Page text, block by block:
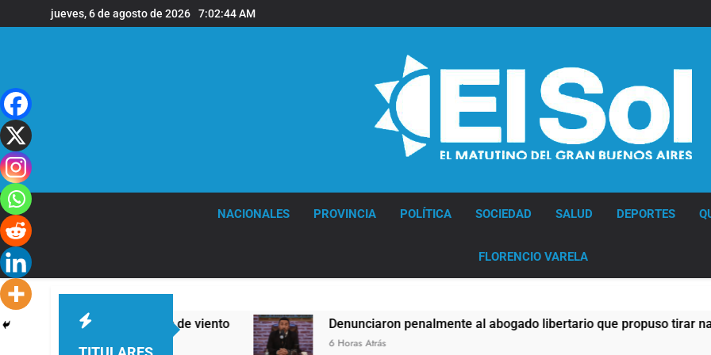
al
jueves, 6 de agosto de 2026 7:02:45 AM
NACIONALES PROVINCIA POLÍTICA SOCIEDAD SALUD DEPORTES
FLORENCIO VARELA
y fuertes ráfagas de viento Denunciaron penalmente al abogado libertario que propuso tirar napalm
6 Horas Atrás